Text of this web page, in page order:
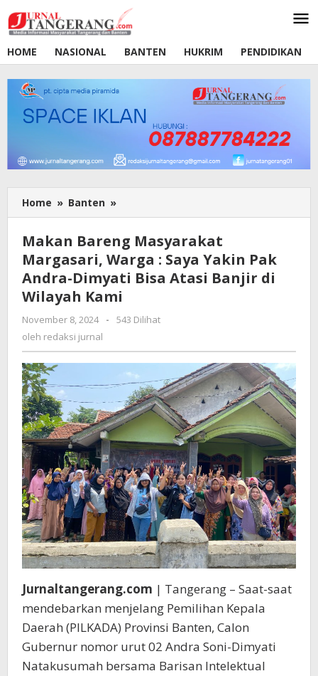
ke
konten
HOME
NASIONAL BANTEN HUKRIM PENDIDIKAN
Home » Banten »
Bareng
Margasari,
Warga
:
Saya
Pak
Dimyati
Bisa
Atasi
Banjir
di
Wilayah
Kami
Makan Bareng Masyarakat
Margasari, Warga : Saya Yakin Pak
Andra-Dimyati Bisa Atasi Banjir di
Wilayah Kami
November 8, 2024
oleh
-
543 Dilihat
oleh redaksi jurnal
Jurnaltangerang.com | Tangerang – Saat-saat
mendebarkan menjelang Pemilihan Kepala
Daerah (PILKADA) Provinsi Banten, Calon
Gubernur nomor urut 02 Andra Soni-Dimyati
Natakusumah bersama Barisan Intelektual